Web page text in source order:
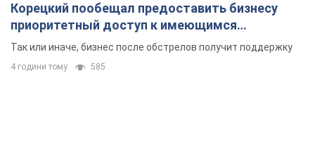
Корецкий пообещал предоставить бизнесу
приоритетный доступ к имеющимся
складским помещениям
Так или иначе, бизнес после обстрелов получит поддержку
4 години тому 585